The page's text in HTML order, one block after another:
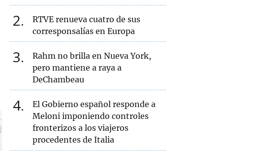
2
RTVE renueva cuatro de sus
corresponsalías en Europa
3
Rahm no brilla en Nueva York,
pero mantiene a raya a
DeChambeau
4
El Gobierno español responde a
Meloni imponiendo controles
fronterizos a los viajeros
procedentes de Italia